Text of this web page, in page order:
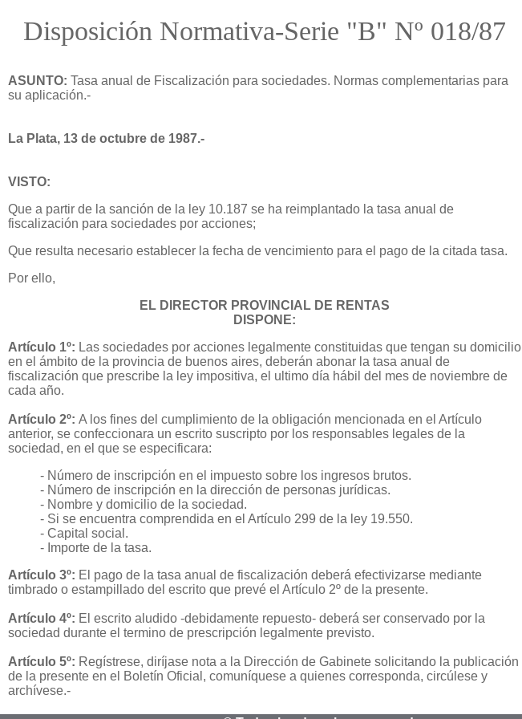
Disposición Normativa-Serie "B" Nº 018/87
ASUNTO: Tasa anual de Fiscalización para sociedades. Normas complementarias para
su aplicación.-
La Plata, 13 de octubre de 1987.-
VISTO:
Que a partir de la sanción de la ley 10.187 se ha reimplantado la tasa anual de
fiscalización para sociedades por acciones;
Que resulta necesario establecer la fecha de vencimiento para el pago de la citada tasa.
Por ello,
EL DIRECTOR PROVINCIAL DE RENTAS
DISPONE:
Artículo 1º: Las sociedades por acciones legalmente constituidas que tengan su domicilio
en el ámbito de la provincia de buenos aires, deberán abonar la tasa anual de
fiscalización que prescribe la ley impositiva, el ultimo día hábil del mes de noviembre de
cada año.
Artículo 2º: A los fines del cumplimiento de la obligación mencionada en el Artículo
anterior, se confeccionara un escrito suscripto por los responsables legales de la
sociedad, en el que se especificara:
- Número de inscripción en el impuesto sobre los ingresos brutos.
- Número de inscripción en la dirección de personas jurídicas.
- Nombre y domicilio de la sociedad.
- Si se encuentra comprendida en el Artículo 299 de la ley 19.550.
- Capital social.
- Importe de la tasa.
Artículo 3º: El pago de la tasa anual de fiscalización deberá efectivizarse mediante
timbrado o estampillado del escrito que prevé el Artículo 2º de la presente.
Artículo 4º: El escrito aludido -debidamente repuesto- deberá ser conservado por la
sociedad durante el termino de prescripción legalmente previsto.
Artículo 5º: Regístrese, diríjase nota a la Dirección de Gabinete solicitando la publicación
de la presente en el Boletín Oficial, comuníquese a quienes corresponda, circúlese y
archívese.-